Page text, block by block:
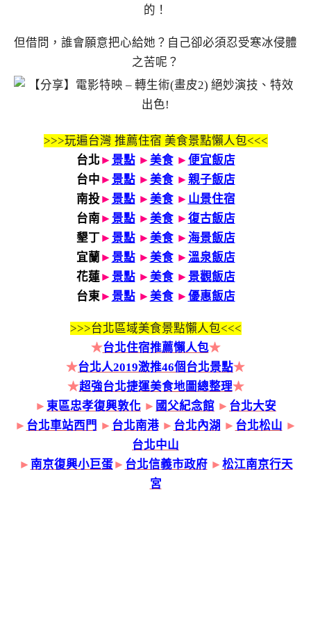
的！
但借問，誰會願意把心給她？自己卻必須忍受寒冰侵體
之苦呢？
>>>玩遍台灣 推薦住宿 美食景點懶人包<<<
台北 ► 景點 ► 美食► 便宜飯店
台中 ► 景點 ► 美食► 親子飯店
南投► 景點 ► 美食► 山景住宿
台南► 景點 ► 美食► 復古飯店
墾丁► 景點 ► 美食► 海景飯店
宜蘭 ► 景點 ► 美食► 溫泉飯店
花蓮► 景點 ► 美食► 景觀飯店
台東► 景點 ► 美食► 優惠飯店
>>>台北區域美食景點懶人包<<<
★台北住宿推薦懶人包★
★台北人2019激推46個台北景點★
★超強台北捷運美食地圖總整理★
► 東區忠孝復興敦化 ► 國父紀念館 ► 台北大安
► 台北車站西門 ► 台北南港 ► 台北內湖 ► 台北松山 ►
台北中山
► 南京復興小巨蛋► 台北信義市政府► 松江南京行天
宮